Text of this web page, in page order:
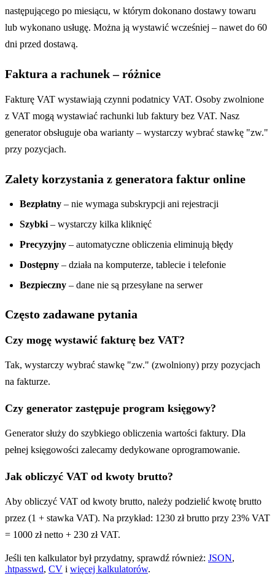
następującego po miesiącu, w którym dokonano dostawy towaru
lub wykonano usługę. Można ją wystawić wcześniej – nawet do 60
dni przed dostawą.
Faktura a rachunek – różnice
Fakturę VAT wystawiają czynni podatnicy VAT. Osoby zwolnione
z VAT mogą wystawiać rachunki lub faktury bez VAT. Nasz
generator obsługuje oba warianty – wystarczy wybrać stawkę "zw."
przy pozycjach.
Zalety korzystania z generatora faktur online
Bezpłatny – nie wymaga subskrypcji ani rejestracji
Szybki – wystarczy kilka kliknięć
Precyzyjny – automatyczne obliczenia eliminują błędy
Dostępny – działa na komputerze, tablecie i telefonie
Bezpieczny – dane nie są przesyłane na serwer
Często zadawane pytania
Czy mogę wystawić fakturę bez VAT?
Tak, wystarczy wybrać stawkę "zw." (zwolniony) przy pozycjach
na fakturze.
Czy generator zastępuje program księgowy?
Generator służy do szybkiego obliczenia wartości faktury. Dla
pełnej księgowości zalecamy dedykowane oprogramowanie.
Jak obliczyć VAT od kwoty brutto?
Aby obliczyć VAT od kwoty brutto, należy podzielić kwotę brutto
przez (1 + stawka VAT). Na przykład: 1230 zł brutto przy 23% VAT
= 1000 zł netto + 230 zł VAT.
Jeśli ten kalkulator był przydatny, sprawdź również: JSON,
.htpasswd, CV i więcej kalkulatorów.